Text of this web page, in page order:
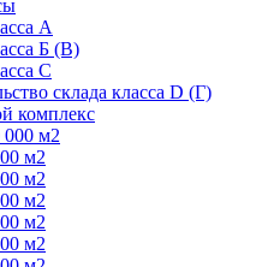
А
Б (B)
С
склада класса D (Г)
комплекс
000 м2
м2
м2
м2
м2
м2